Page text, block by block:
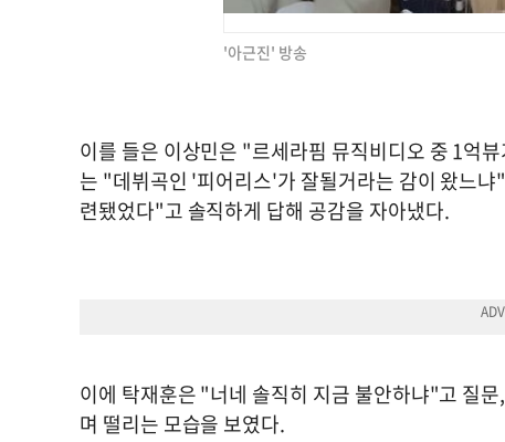
'아근진' 방송
이를 들은 이상민은 "르세라핌 뮤직비디오 중 1억
는 "데뷔곡인 '피어리스'가 잘될거라는 감이 왔느
련됐었다"고 솔직하게 답해 공감을 자아냈다.
이에 탁재훈은 "너네 솔직히 지금 불안하냐"고 질
며 떨리는 모습을 보였다.